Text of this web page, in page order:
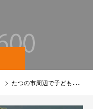
たつの市周辺で子どもの体操教室を探すなら｜姫路のおさるアリーナ